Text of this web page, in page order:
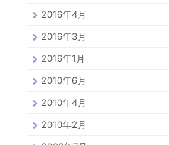
2016年4月
2016年3月
2016年1月
2010年6月
2010年4月
2010年2月